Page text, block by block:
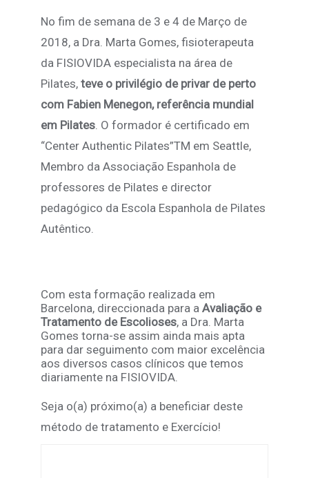
No fim de semana de 3 e 4 de Março de
2018, a Dra. Marta Gomes, fisioterapeuta
da FISIOVIDA especialista na área de
Pilates, teve o privilégio de privar de perto
com Fabien Menegon, referência mundial
em Pilates. O formador é certificado em
“Center Authentic Pilates”TM em Seattle,
Membro da Associação Espanhola de
professores de Pilates e director
pedagógico da Escola Espanhola de Pilates
Autêntico.
Com esta formação realizada em
Barcelona, direccionada para a Avaliação e
Tratamento de Escolioses, a Dra. Marta
Gomes torna-se assim ainda mais apta
para dar seguimento com maior excelência
aos diversos casos clínicos que temos
diariamente na FISIOVIDA.
Seja o(a) próximo(a) a beneficiar deste
método de tratamento e Exercício!